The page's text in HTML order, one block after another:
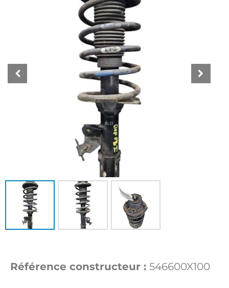
Référence constructeur : 546600X100